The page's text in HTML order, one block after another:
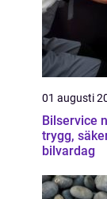
01 augusti
Bilservice nyckeln till en
trygg,
bilvardag